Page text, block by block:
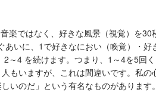
楽ではなく、好きな風景（視覚）を30
いに、1で好きなにおい（喚覚）・好
～4 を続けます。つまり、1～4を5回く
もいますが、これは間違いです。私の
いのだ」という有名なものがあります。